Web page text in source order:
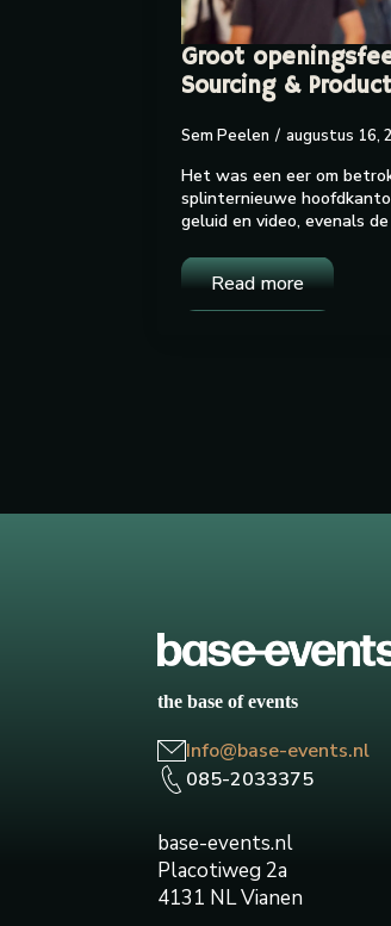
Groot
Sourcing &
Sem Peelen augustus 16,
Het was een eer om
splinternieuwe
geluid en video, evenals
Read more
the base of events
Info@base-events.nl
085-2033375
base-events.nl
Placotiweg 2a
4131 NL Vianen